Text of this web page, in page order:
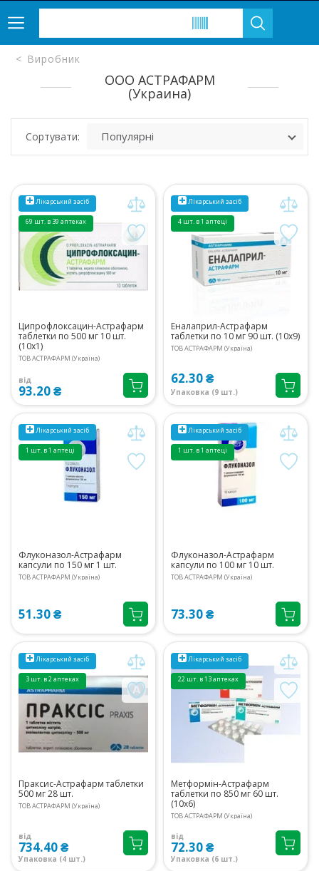
Виробник
ООО АСТРАФАРМ
(Украина)
Сортувати:
Лікарський засіб
69 шт. в 39 аптеках
Ципрофлоксацин-Астрафарм
таблетки по 500 мг 10 шт.
(10х1)
ТОВ АСТРАФАРМ (Україна)
від
93.20 ₴
Лікарський засіб
4 шт. в 1 аптеці
Еналаприл-Астрафарм
таблетки по 10 мг 90 шт. (10х9)
ТОВ АСТРАФАРМ (Україна)
62.30 ₴
Упаковка (9 шт.)
Лікарський засіб
1 шт. в 1 аптеці
Флуконазол-Астрафарм
капсули по 150 мг 1 шт.
ТОВ АСТРАФАРМ (Україна)
51.30 ₴
Лікарський засіб
1 шт. в 1 аптеці
Флуконазол-Астрафарм
капсули по 100 мг 10 шт.
ТОВ АСТРАФАРМ (Україна)
73.30 ₴
Лікарський засіб
3 шт. в 2 аптеках
Праксис-Астрафарм таблетки
500 мг 28 шт.
ТОВ АСТРАФАРМ (Україна)
від
734.40 ₴
Упаковка (4 шт.)
Лікарський засіб
22 шт. в 13 аптеках
Метформін-Астрафарм
таблетки по 850 мг 60 шт.
(10х6)
ТОВ АСТРАФАРМ (Україна)
від
72.30 ₴
Упаковка (6 шт.)